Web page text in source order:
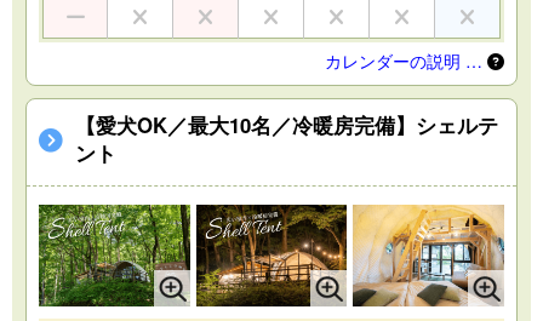
カレンダーの説明 …
【愛犬OK／最大10名／冷暖房完備】シェルテ
ント